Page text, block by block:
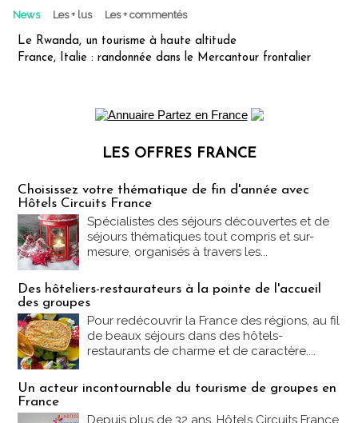
News Les + lus Les + commentés
Le Rwanda, un tourisme à haute altitude
France, Italie : randonnée dans le Mercantour frontalier
LES OFFRES FRANCE
Choisissez votre thématique de fin d'année avec
Hôtels Circuits France
Spécialistes des séjours découvertes et de
séjours thématiques tout compris et sur-
mesure, organisés à travers les...
Des hôteliers-restaurateurs à la pointe de l'accueil
des groupes
Pour redécouvrir la France des régions, au fil
de beaux séjours dans des hôtels-
restaurants de charme et de caractère....
Un acteur incontournable du tourisme de groupes en
France
Depuis plus de 32 ans, Hôtels Circuits France